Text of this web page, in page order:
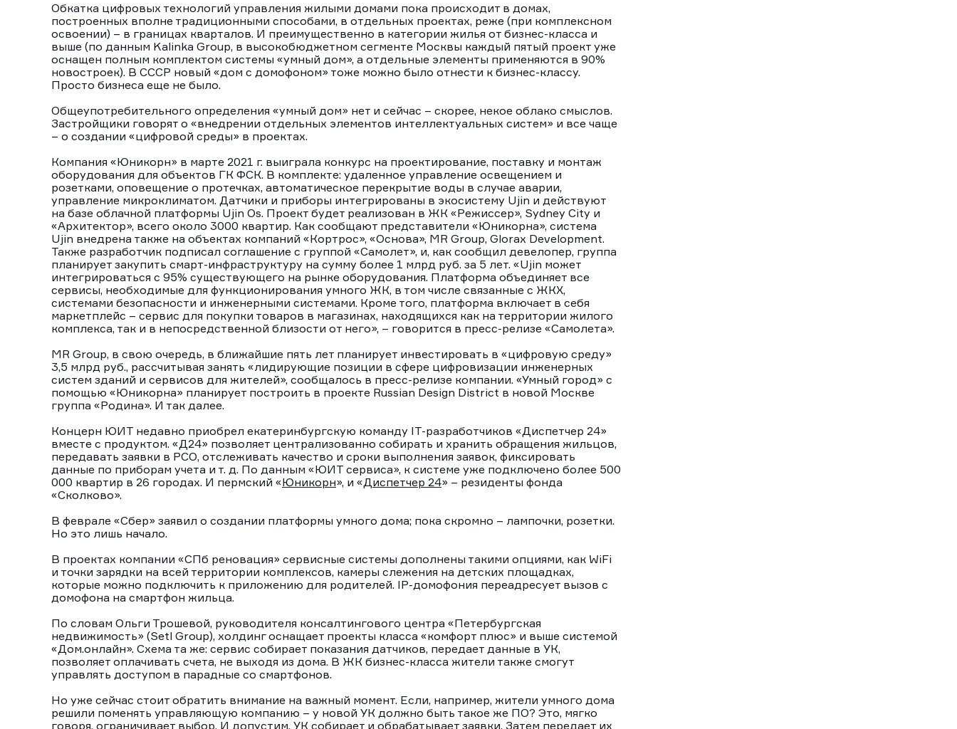
Обкатка цифровых технологий управления жилыми домами пока происходит в домах,
построенных вполне традиционными способами, в отдельных проектах, реже (при комплексном
освоении) – в границах кварталов. И преимущественно в категории жилья от бизнес-класса и
выше (по данным Kalinka Group, в высокобюджетном сегменте Москвы каждый пятый проект уже
оснащен полным комплектом системы «умный дом», а отдельные элементы применяются в 90%
новостроек). В СССР новый «дом с домофоном» тоже можно было отнести к бизнес-классу.
Просто бизнеса еще не было.
Общеупотребительного определения «умный дом» нет и сейчас – скорее, некое облако смыслов.
Застройщики говорят о «внедрении отдельных элементов интеллектуальных систем» и все чаще
– о создании «цифровой среды» в проектах.
Компания «Юникорн» в марте 2021 г. выиграла конкурс на проектирование, поставку и монтаж
оборудования для объектов ГК ФСК. В комплекте: удаленное управление освещением и
розетками, оповещение о протечках, автоматическое перекрытие воды в случае аварии,
управление микроклиматом. Датчики и приборы интегрированы в экосистему Ujin и действуют
на базе облачной платформы Ujin Os. Проект будет реализован в ЖК «Режиссер», Sydney City и
«Архитектор», всего около 3000 квартир. Как сообщают представители «Юникорна», система
Ujin внедрена также на объектах компаний «Кортрос», «Основа», MR Group, Glorax Development.
Также разработчик подписал соглашение с группой «Самолет», и, как сообщил девелопер, группа
планирует закупить смарт-инфраструктуру на сумму более 1 млрд руб. за 5 лет. «Ujin может
интегрироваться с 95% существующего на рынке оборудования. Платформа объединяет все
сервисы, необходимые для функционирования умного ЖК, в том числе связанные с ЖКХ,
системами безопасности и инженерными системами. Кроме того, платформа включает в себя
маркетплейс – сервис для покупки товаров в магазинах, находящихся как на территории жилого
комплекса, так и в непосредственной близости от него», – говорится в пресс-релизе «Самолета».
MR Group, в свою очередь, в ближайшие пять лет планирует инвестировать в «цифровую среду»
3,5 млрд руб., рассчитывая занять «лидирующие позиции в сфере цифровизации инженерных
систем зданий и сервисов для жителей», сообщалось в пресс-релизе компании. «Умный город» с
помощью «Юникорна» планирует построить в проекте Russian Design District в новой Москве
группа «Родина». И так далее.
Концерн ЮИТ недавно приобрел екатеринбургскую команду IT-разработчиков «Диспетчер 24»
вместе с продуктом. «Д24» позволяет централизованно собирать и хранить обращения жильцов,
передавать заявки в РСО, отслеживать качество и сроки выполнения заявок, фиксировать
данные по приборам учета и т. д. По данным «ЮИТ сервиса», к системе уже подключено более 500
000 квартир в 26 городах. И пермский «Юникорн», и «Диспетчер 24» – резиденты фонда
«Сколково».
В феврале «Сбер» заявил о создании платформы умного дома; пока скромно – лампочки, розетки.
Но это лишь начало.
В проектах компании «СПб реновация» сервисные системы дополнены такими опциями, как WiFi
и точки зарядки на всей территории комплексов, камеры слежения на детских площадках,
которые можно подключить к приложению для родителей. IP-домофония переадресует вызов с
домофона на смартфон жильца.
По словам Ольги Трошевой, руководителя консалтингового центра «Петербургская
недвижимость» (Setl Group), холдинг оснащает проекты класса «комфорт плюс» и выше системой
«Дом.онлайн». Схема та же: сервис собирает показания датчиков, передает данные в УК,
позволяет оплачивать счета, не выходя из дома. В ЖК бизнес-класса жители также смогут
управлять доступом в парадные со смартфонов.
Но уже сейчас стоит обратить внимание на важный момент. Если, например, жители умного дома
решили поменять управляющую компанию – у новой УК должно быть такое же ПО? Это, мягко
говоря, ограничивает выбор. И допустим, УК собирает и обрабатывает заявки. Затем передает их